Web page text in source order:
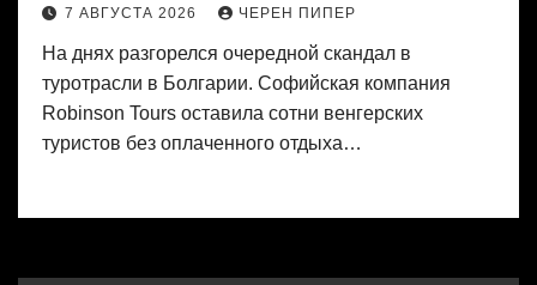
7 АВГУСТА 2026 ЧЕРЕН ПИПЕР
На днях разгорелся очередной скандал в
туротрасли в Болгарии. Софийская компания
Robinson Tours оставила сотни венгерских
туристов без оплаченного отдыха…